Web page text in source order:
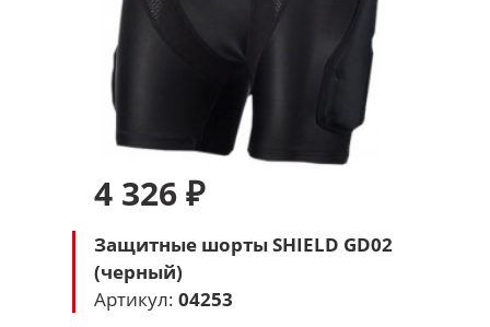
4 326 ₽
Защитные шорты SHIELD GD02
(черный)
Артикул: 04253